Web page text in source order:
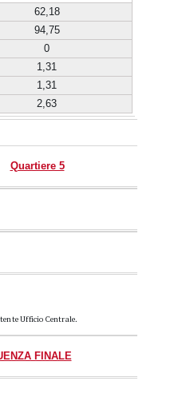
62,18
94,75
0
1,31
1,31
2,63
Quartiere 5
Ufficio Centrale.
FINALE